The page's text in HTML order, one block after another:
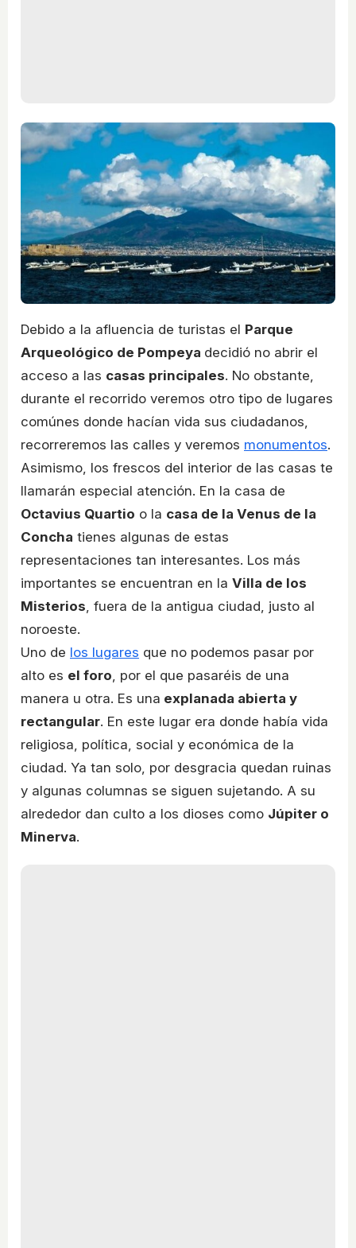
Debido a la afluencia de turistas el Parque
Arqueológico de Pompeya decidió no abrir el
acceso a las casas principales. No obstante,
durante el recorrido veremos otro tipo de lugares
comúnes donde hacían vida sus ciudadanos,
recorreremos las calles y veremos monumentos.
Asimismo, los frescos del interior de las casas te
llamarán especial atención. En la casa de
Octavius Quartio o la casa de la Venus de la
Concha tienes algunas de estas
representaciones tan interesantes. Los más
importantes se encuentran en la Villa de los
Misterios, fuera de la antigua ciudad, justo al
noroeste.
Uno de los lugares que no podemos pasar por
alto es el foro, por el que pasaréis de una
manera u otra. Es una explanada abierta y
rectangular. En este lugar era donde había vida
religiosa, política, social y económica de la
ciudad. Ya tan solo, por desgracia quedan ruinas
y algunas columnas se siguen sujetando. A su
alrededor dan culto a los dioses como Júpiter o
Minerva.